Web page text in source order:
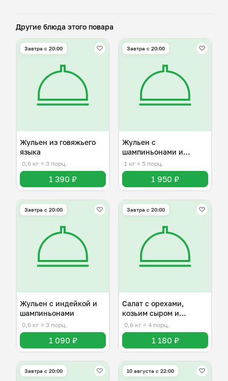
Другие блюда этого повара
Завтра c 20:00
Жульен из говяжьего
языка
0,6 кг ≈ 3 порц.
1 390 ₽
Завтра c 20:00
Жульен с
шампиньонами и
индейкой
1 кг ≈ 5 порц.
1 950 ₽
Завтра c 20:00
Жульен с индейкой и
шампиньонами
0,6 кг ≈ 3 порц.
1 090 ₽
Завтра c 20:00
Салат с орехами,
козьим сыром и
виноградом
0,6 кг ≈ 4 порц.
1 180 ₽
Завтра c 20:00 10 августа с 22:00